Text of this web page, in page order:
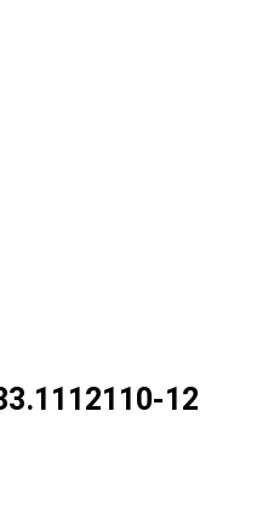
12